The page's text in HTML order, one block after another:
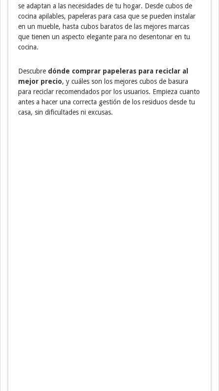
se adaptan a las necesidades de tu hogar. Desde cubos de
cocina apilables, papeleras para casa que se pueden instalar
en un mueble, hasta cubos baratos de las mejores marcas
que tienen un aspecto elegante para no desentonar en tu
cocina.
Descubre dónde comprar papeleras para reciclar al
mejor precio, y cuáles son los mejores cubos de basura
para reciclar recomendados por los usuarios. Empieza cuanto
antes a hacer una correcta gestión de los residuos desde tu
casa, sin dificultades ni excusas.